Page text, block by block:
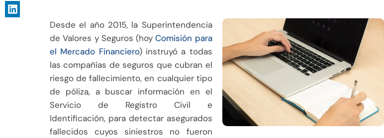
Desde el año 2015, la Superintendencia
de Valores y Seguros (hoyComisión para
el Mercado Financiero) instruyó a todas
las compañías de seguros que cubran el
riesgo de fallecimiento, en cualquier tipo
de póliza, a buscar información en el
Servicio de Registro Civil e
Identificación, para detectar asegurados
fallecidos cuyos siniestros no fueron